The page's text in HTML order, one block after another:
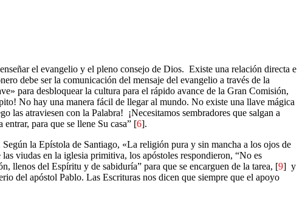
el evangelio y el pleno consejo de Dios. Existe una relación directa e
debe ser la comunicación del mensaje del evangelio a través de la
para desbloquear la cultura para el rápido avance de la Gran Comisión,
No hay una manera fácil de llegar al mundo. No existe una llave mágica
las atraviesen con la Palabra! ¡Necesitamos sembradores que salgan a
para que se llene Su casa” [6].
la Epístola de Santiago, «La religión pura y sin mancha a los ojos de
viudas en la iglesia primitiva, los apóstoles respondieron, “No es
llenos del Espíritu y de sabiduría” para que se encarguen de la tarea, [9] y
del apóstol Pablo. Las Escrituras nos dicen que siempre que el apoyo